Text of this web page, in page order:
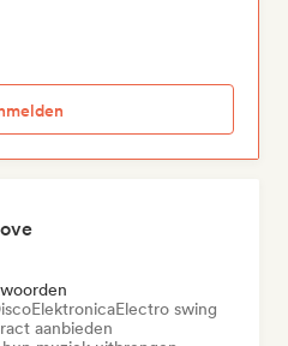
ElektronicaElectro swing
aanbieden